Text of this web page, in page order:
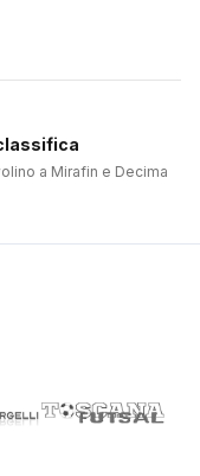
a Mirafin e Decima